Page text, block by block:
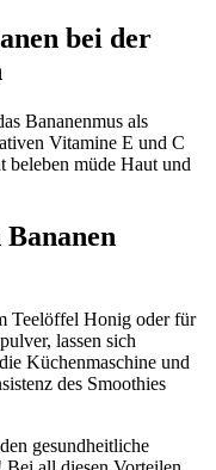
bei der
Bananenmus als
Vitamine E und C
beleben müde Haut und
Teelöffel Honig oder für
lassen sich
Küchenmaschine und
des Smoothies
gesundheitliche